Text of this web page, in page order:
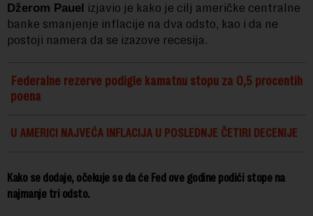
Džerom Pauel izjavio je kako je cilj američke centralne
banke smanjenje inflacije na dva odsto, kao i da ne
postoji namera da se izazove recesija.
Federalne rezerve podigle kamatnu stopu za 0,5 procentih
poena
U AMERICI NAJVEĆA INFLACIJA U POSLEDNJE ČETIRI DECENIJE
Kako se dodaje, očekuje se da će Fed ove godine podići stope na
najmanje tri odsto.